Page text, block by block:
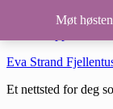
Hopp til
Eva Strand
Et nettsted for deg
Møt